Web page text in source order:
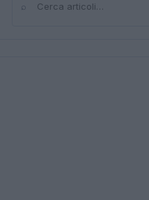
⌕Cerca